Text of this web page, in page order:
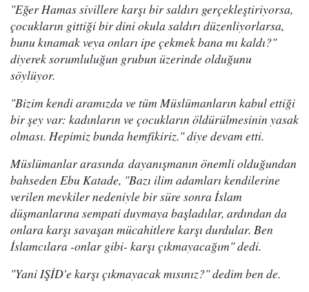
"Eğer Hamas sivillere karşı bir saldırı gerçekleştiriyorsa,
çocukların gittiği bir dini okula saldırı düzenliyorlarsa,
bunu kınamak veya onları ipe çekmek bana mı kaldı?"
diyerek sorumluluğun grubun üzerinde olduğunu
söylüyor.
"Bizim kendi aramızda ve tüm Müslümanların kabul ettiği
bir şey var: kadınların ve çocukların öldürülmesinin yasak
olması. Hepimiz bunda hemfikiriz." diye devam etti.
Müslümanlar arasında dayanışmanın önemli olduğundan
bahseden Ebu Katade, "Bazı ilim adamları kendilerine
verilen mevkiler nedeniyle bir süre sonra İslam
düşmanlarına sempati duymaya başladılar, ardından da
onlara karşı savaşan mücahitlere karşı durdular. Ben
İslamcılara -onlar gibi- karşı çıkmayacağım" dedi.
"Yani IŞİD'e karşı çıkmayacak mısınız?" dedim ben de.